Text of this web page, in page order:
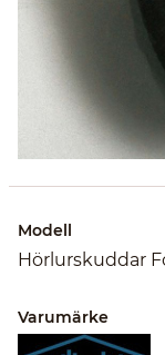
Modell
Hörlurskuddar
Varumärke